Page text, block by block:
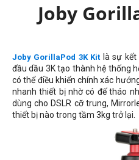
Joby
Joby GorillaPod 3K Kit là sự
đầu dầu 3K tạo thành hệ thống
có thể điều khiển chính xác
nhanh thiết bị nhờ có đế tháo
dùng cho DSLR cỡ trung,
thiết bị nào trong tầm 3kg trở lại.